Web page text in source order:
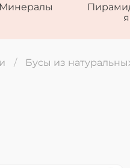
Минералы
Бусы из